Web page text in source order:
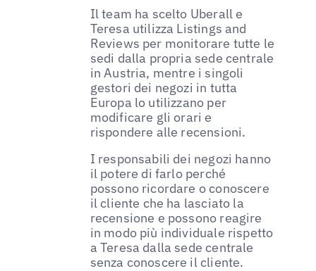
Il team ha scelto Uberall e
Teresa utilizza Listings and
Reviews per monitorare tutte le
sedi dalla propria sede centrale
in Austria, mentre i singoli
gestori dei negozi in tutta
Europa lo utilizzano per
modificare gli orari e
rispondere alle recensioni.
I responsabili dei negozi hanno
il potere di farlo perché
possono ricordare o conoscere
il cliente che ha lasciato la
recensione e possono reagire
in modo più individuale rispetto
a Teresa dalla sede centrale
senza conoscere il cliente.